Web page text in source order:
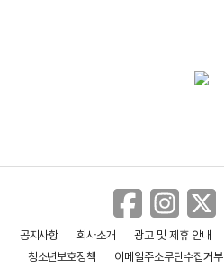
공지사항 회사소개 광고 및 제휴 안내
청소년보호정책
이메일주소무단수집거부